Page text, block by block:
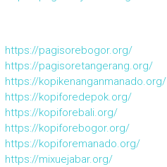
https://pagisorebogor.org/
https://pagisoretangerang.org/
https://kopikenanganmanado.org/
https://kopiforedepok.org/
https://kopiforebali.org/
https://kopiforebogor.org/
https://kopiforemanado.org/
https://mixuejabar.org/